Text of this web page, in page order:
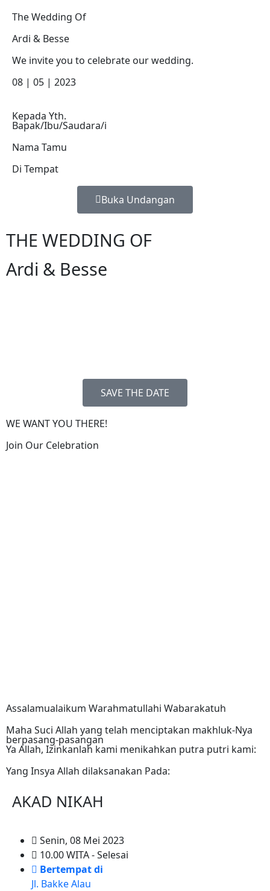
The Wedding Of
Ardi & Besse
We invite you to celebrate our wedding.
08 | 05 | 2023
Kepada Yth.
Bapak/Ibu/Saudara/i
Nama Tamu
Di Tempat
Buka Undangan
THE WEDDING OF
Ardi & Besse
SAVE THE DATE
WE WANT YOU THERE!
Join Our Celebration
Assalamualaikum Warahmatullahi Wabarakatuh
Maha Suci Allah yang telah menciptakan makhluk-Nya
berpasang-pasangan
Ya Allah, Izinkanlah kami menikahkan putra putri kami:
Yang Insya Allah dilaksanakan Pada:
AKAD NIKAH
Senin, 08 Mei 2023
10.00 WITA - Selesai
Bertempat di
Jl. Bakke Alau